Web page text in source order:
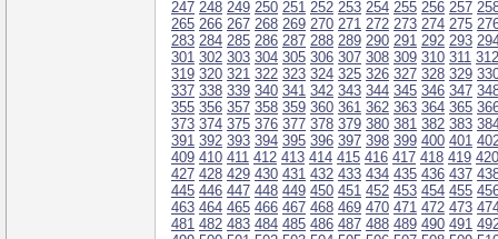
247 248 249 250 251 252 253 254 255 256 257
265 266 267 268 269 270 271 272 273 274 275
283 284 285 286 287 288 289 290 291 292 293
301 302 303 304 305 306 307 308 309 310 311 312
319 320 321 322 323 324 325 326 327 328 329
337 338 339 340 341 342 343 344 345 346 347
355 356 357 358 359 360 361 362 363 364 365
373 374 375 376 377 378 379 380 381 382 383
391 392 393 394 395 396 397 398 399 400 401
409 410 411 412 413 414 415 416 417 418 419 420
427 428 429 430 431 432 433 434 435 436 437
445 446 447 448 449 450 451 452 453 454 455
463 464 465 466 467 468 469 470 471 472 473
481 482 483 484 485 486 487 488 489 490 491